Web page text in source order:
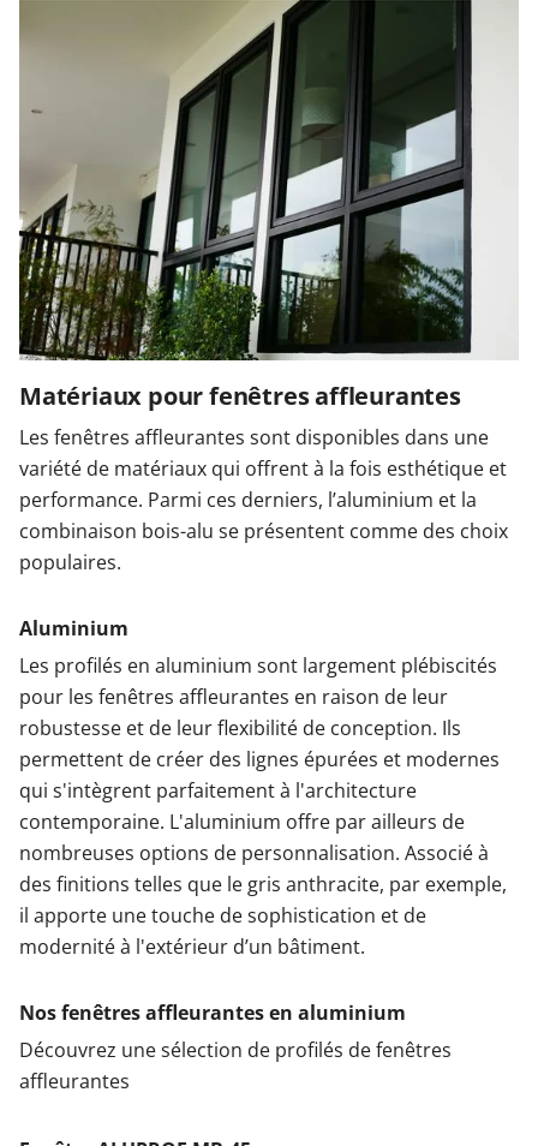
Matériaux pour fenêtres affleurantes
Les fenêtres affleurantes sont disponibles dans une
variété de matériaux qui offrent à la fois esthétique et
performance. Parmi ces derniers, l’aluminium et la
combinaison bois-alu se présentent comme des choix
populaires.
Aluminium
Les profilés en aluminium sont largement plébiscités
pour les fenêtres affleurantes en raison de leur
robustesse et de leur flexibilité de conception. Ils
permettent de créer des lignes épurées et modernes
qui s'intègrent parfaitement à l'architecture
contemporaine. L'aluminium offre par ailleurs de
nombreuses options de personnalisation. Associé à
des finitions telles que le gris anthracite, par exemple,
il apporte une touche de sophistication et de
modernité à l'extérieur d’un bâtiment.
Nos fenêtres affleurantes en aluminium
Découvrez une sélection de profilés de fenêtres
affleurantes